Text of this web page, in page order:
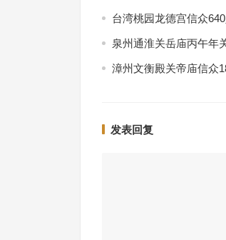
台湾桃园龙德宫信众
泉州通淮关岳庙丙午年
漳州文衡殿关帝庙信众
发表回复